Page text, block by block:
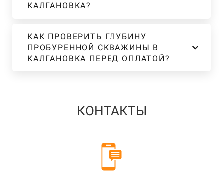
КАЛГАНОВКА?
КАК ПРОВЕРИТЬ ГЛУБИНУ
ПРОБУРЕННОЙ СКВАЖИНЫ В
КАЛГАНОВКА ПЕРЕД ОПЛАТОЙ?
КОНТАКТЫ